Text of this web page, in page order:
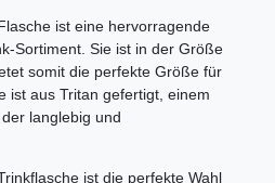
ist eine hervorragende
Sortiment. Sie ist in der Größe
somit die perfekte Größe für
ist aus Tritan gefertigt, einem
langlebig und
ist die perfekte Wahl